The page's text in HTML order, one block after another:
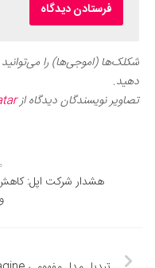
شکلک‌ها (اموجی‌ها) را می‌توانید
دهید.
تصاویر نویسندگان دیدگاه از
هشدار شرکت اپل: